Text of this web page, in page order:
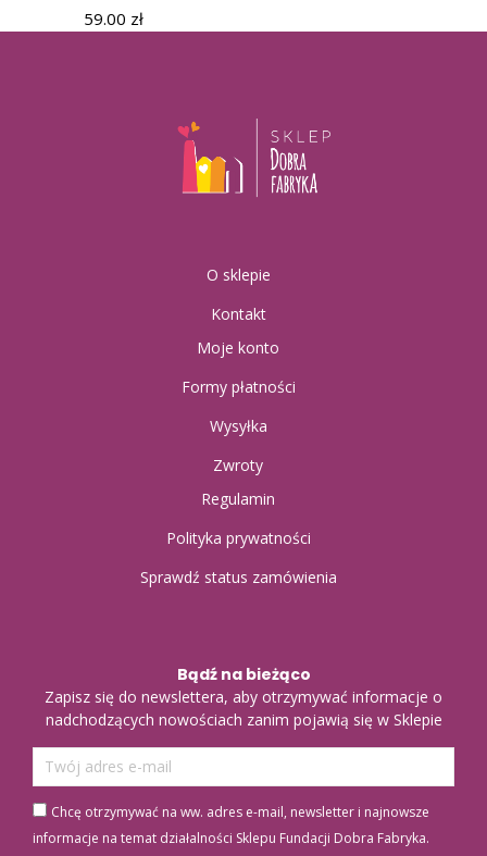
59.00 zł
O sklepie
Kontakt
Moje konto
Formy płatności
Wysyłka
Zwroty
Regulamin
Polityka prywatności
Sprawdź status zamówienia
Bądź na bieżąco
Zapisz się do newslettera, aby otrzymywać informacje o
nadchodzących nowościach zanim pojawią się w Sklepie
Chcę otrzymywać na ww. adres e-mail, newsletter i najnowsze
informacje na temat działalności Sklepu Fundacji Dobra Fabryka.